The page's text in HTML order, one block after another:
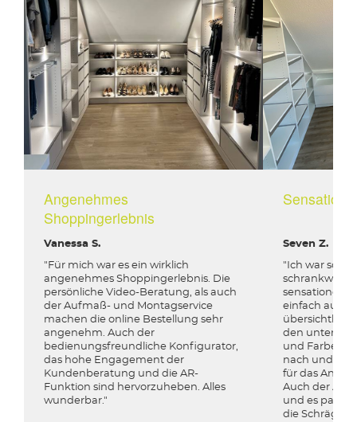
Angenehmes
Shoppingerlebnis
Vanessa S.
"Für mich war es ein wirklich
angenehmes Shoppingerlebnis. Die
persönliche Video-Beratung, als auch
der Aufmaß- und Montagservice
machen die online Bestellung sehr
angenehm. Auch der
bedienungsfreundliche Konfigurator,
das hohe Engagement der
Kundenberatung und die AR-
Funktion sind hervorzuheben. Alles
wunderbar."
Seven Z.
"Ich war
schrankwerk
sensationell.
einfach
übersichtlich.
den
und Farben
nach und
für das
Auch der
und es
die Schrägen.